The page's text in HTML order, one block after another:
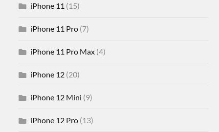
iPhone 11 (15)
iPhone 11 Pro (7)
iPhone 11 Pro Max (4)
iPhone 12 (20)
iPhone 12 Mini (9)
iPhone 12 Pro (13)